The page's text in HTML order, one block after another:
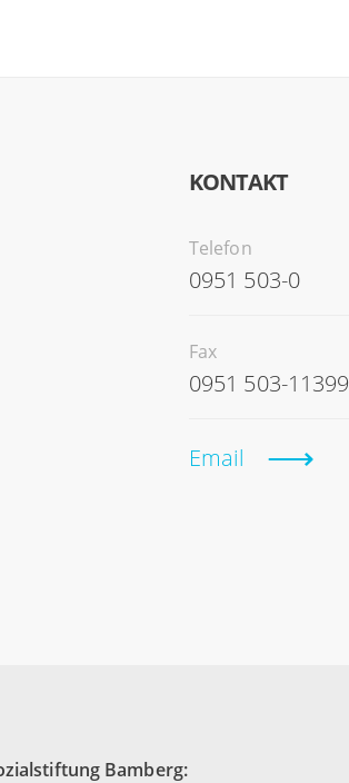
KONTAKT
Telefon
0951 503-0
Fax
0951 503-11399
Email
Bamberg: